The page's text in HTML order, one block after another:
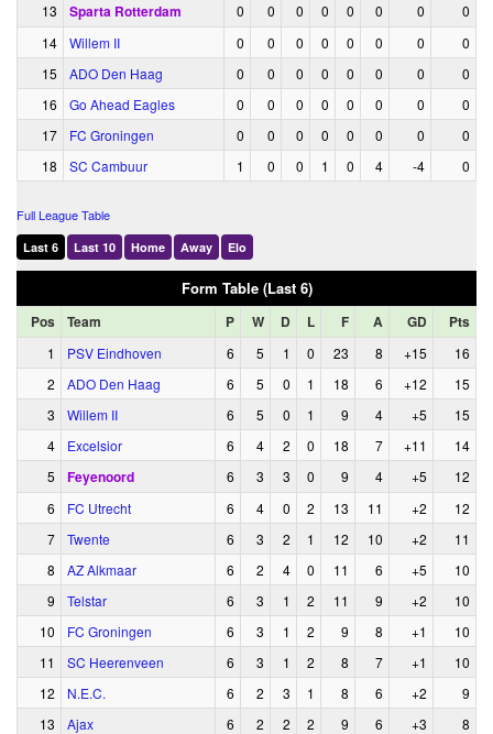
13
Sparta Rotterdam 0 0 0 0 0 0 0
0
14
Willem II 0 0 0 0 0 0 0
0
15
ADO Den Haag 0 0 0 0 0 0 0
0
16
Go Ahead Eagles 0 0 0 0 0 0 0
0
17
FC Groningen 0 0 0 0 0 0 0
0
18
SC Cambuur 1 0 0 1 0 4 -4 0
Full League Table
Last 6 Last 10 Home Away Elo
Form Table (Last 6)
Pos Team P W D L F A GD Pts
1 PSV Eindhoven 6 5 1 0 23 8 +15
16
2
ADO Den Haag 6 5 0 1 18 6 +12
15
3
Willem II 6 5 0 1 9 4 +5
15
4
Excelsior 6 4 2 0 18 7 +11
14
5
Feyenoord 6 3 3 0 9 4 +5
12
6
FC Utrecht 6 4 0 2 13 11 +2
12
7
Twente 6 3 2 1 12 10 +2
11
8
AZ Alkmaar 6 2 4 0 11 6 +5
10
9
Telstar 6 3 1 2 11 9 +2
10
10
FC Groningen 6 3 1 2 9 8 +1
10
11
SC Heerenveen 6 3 1 2 8 7 +1
10
12
N.E.C. 6 2 3 1 8 6 +2
9
13
Ajax 6 2 2 2 9 6 +3
8